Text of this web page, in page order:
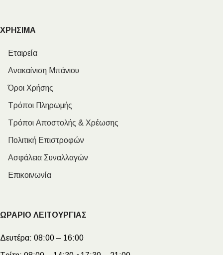
ΧΡΗΣΙΜΑ
Εταιρεία
Ανακαίνιση Μπάνιου
Όροι Χρήσης
Τρόποι Πληρωμής
Τρόποι Αποστολής & Χρέωσης
Πολιτική Επιστροφών
Ασφάλεια Συναλλαγών
Επικοινωνία
ΩΡΑΡΙΟ ΛΕΙΤΟΥΡΓΙΑΣ
Δευτέρα: 08:00 – 16:00